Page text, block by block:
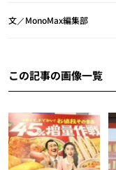
文／MonoMax編集部
この記事の画像一覧